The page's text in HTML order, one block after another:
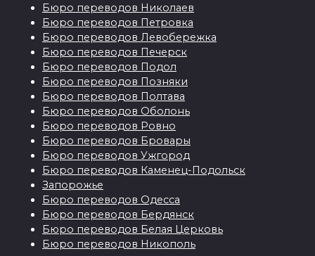
Бюро переводов Николаев
Бюро переводов Петровка
Бюро переводов Левобережка
Бюро переводов Печерск
Бюро переводов Подол
Бюро переводов Позняки
Бюро переводов Полтава
Бюро переводов Оболонь
Бюро переводов Ровно
Бюро переводов Бровары
Бюро переводов Ужгород
Бюро переводов Каменец-Подольск
Запорожье
Бюро переводов Одесса
Бюро переводов Бердянск
Бюро переводов Белая Церковь
Бюро переводов Никополь